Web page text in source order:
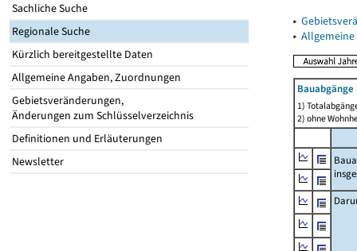
Sachliche Suche
Regionale Suche
Kürzlich bereitgestellte Daten
Allgemeine Angaben, Zuordnungen
Gebietsveränderungen,
Änderungen zum Schlüsselverzeichnis
Definitionen und Erläuterungen
Newsletter
▸
▸
1)
2) ohne